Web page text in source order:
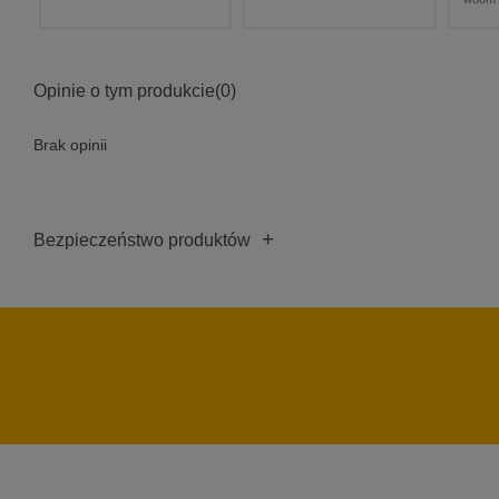
Opinie o tym produkcie(0)
Brak opinii
Bezpieczeństwo produktów +